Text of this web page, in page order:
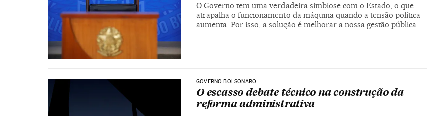
O Governo tem uma verdadeira simbiose com o Estado, o que
atrapalha o funcionamento da máquina quando a tensão política
aumenta. Por isso, a solução é melhorar a nossa gestão pública
GOVERNO BOLSONARO
O escasso debate técnico na construção da
reforma administrativa